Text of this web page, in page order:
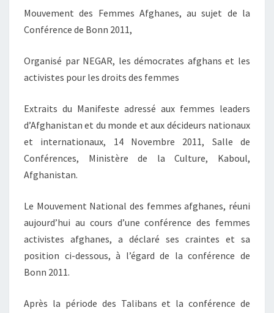
DE
FEMME
AFGHANE
Mouvement des Femmes Afghanes, au sujet de la
Conférence de Bonn 2011,
Organisé par NEGAR, les démocrates afghans et les
activistes pour les droits des femmes
Extraits du Manifeste adressé aux femmes leaders
d’Afghanistan et du monde et aux décideurs nationaux
et internationaux, 14 Novembre 2011, Salle de
Conférences, Ministère de la Culture, Kaboul,
Afghanistan.
Le Mouvement National des femmes afghanes, réuni
aujourd’hui au cours d’une conférence des femmes
activistes afghanes, a déclaré ses craintes et sa
position ci-dessous, à l’égard de la conférence de
Bonn 2011.
Après la période des Talibans et la conférence de